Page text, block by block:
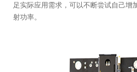
足实际应用需求，可以不断尝试自己增
射功率。